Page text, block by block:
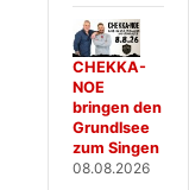
CHEKKA-
NOE
bringen den
Grundlsee
zum Singen
08.08.2026